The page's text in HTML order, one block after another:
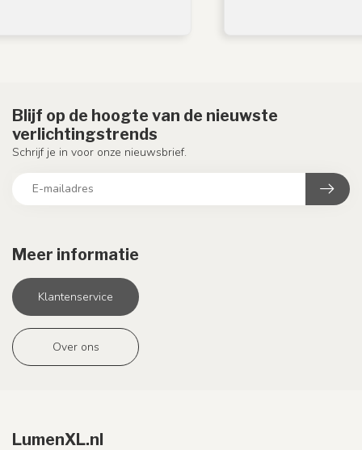
Meer informatie
Klantenservice
Over ons
Blijf op de hoogte van de nieuwste
verlichtingstrends
Schrijf je in voor onze nieuwsbrief.
LumenXL.nl